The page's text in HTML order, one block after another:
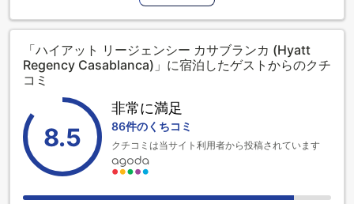
より充実したカサブランカでの滞在をサポートできるよう、
用意しております。 ご滞在中は館内にて全室Wi-Fi無料, 24時
間対応フロントデスク, バリアフリー設備, 荷物預かり所, バレ
ーパーキングをご利用いただけます。
ご滞在中快適にお過ごしいただけるよう、 厳選したこだわり
のアメニティをすべてのお部屋に完備しております。 フィッ
トネスセンター, サウナ, 屋外プール, スパ, マッサージなどの
施設にて、一日中おくつろぎいただけます。 ハイアット リー
ジェンシー カサブランカのプロフェッショナルなサービスと
充実した設備をお楽しみください。
「ハイアット リージェンシー カサブランカ (Hyatt
Regency Casablanca)」に宿泊したゲストからのクチ
コミ
8.5
非常に満足
86件のくちコミ
クチコミは当サイト利用者から投稿されています